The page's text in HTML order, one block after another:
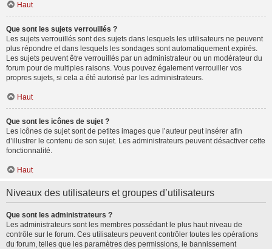
Haut
Que sont les sujets verrouillés ?
Les sujets verrouillés sont des sujets dans lesquels les utilisateurs ne peuvent
plus répondre et dans lesquels les sondages sont automatiquement expirés.
Les sujets peuvent être verrouillés par un administrateur ou un modérateur du
forum pour de multiples raisons. Vous pouvez également verrouiller vos
propres sujets, si cela a été autorisé par les administrateurs.
Haut
Que sont les icônes de sujet ?
Les icônes de sujet sont de petites images que l’auteur peut insérer afin
d’illustrer le contenu de son sujet. Les administrateurs peuvent désactiver cette
fonctionnalité.
Haut
Niveaux des utilisateurs et groupes d’utilisateurs
Que sont les administrateurs ?
Les administrateurs sont les membres possédant le plus haut niveau de
contrôle sur le forum. Ces utilisateurs peuvent contrôler toutes les opérations
du forum, telles que les paramètres des permissions, le bannissement